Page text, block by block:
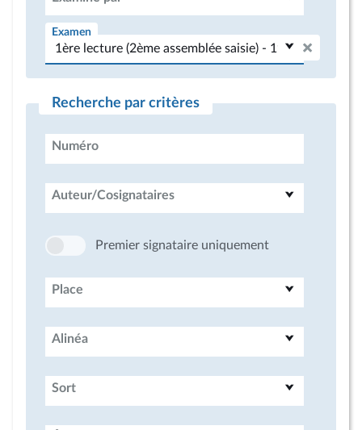
Examen
Recherche par critères
Numéro
Auteur/Cosignataires
Premier signataire uniquement
Place
Alinéa
Sort